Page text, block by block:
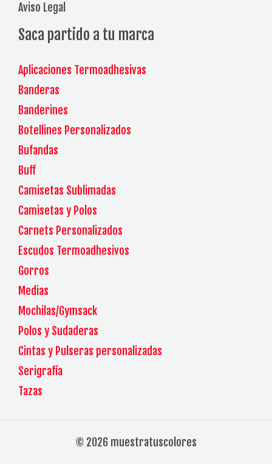
Aviso Legal
Saca partido a tu marca
Aplicaciones Termoadhesivas
Banderas
Banderines
Botellines Personalizados
Bufandas
Buff
Camisetas Sublimadas
Camisetas y Polos
Carnets Personalizados
Escudos Termoadhesivos
Gorros
Medias
Mochilas/Gymsack
Polos y Sudaderas
Cintas y Pulseras personalizadas
Serigrafía
Tazas
© 2026 muestratuscolores